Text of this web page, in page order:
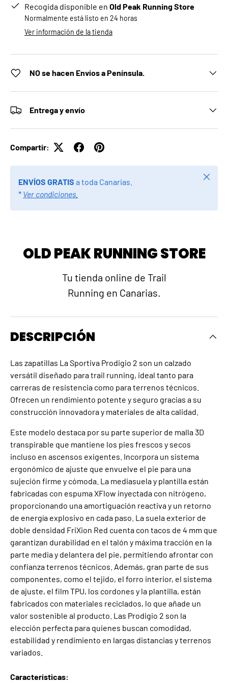
Recogida disponible en Old Peak Running Store
Normalmente está listo en 24 horas
Ver información de la tienda
NO se hacen Envíos a Península.
Entrega y envío
Compartir:
ENVÍOS GRATIS a toda Canarias.
* Ver condiciones.
Cerrar
OLD PEAK RUNNING STORE
Tu tienda online de Trail
Running en Canarias.
DESCRIPCIÓN
Las zapatillas La Sportiva Prodigio 2 son un calzado
versátil diseñado para trail running, ideal tanto para
carreras de resistencia como para terrenos técnicos.
Ofrecen un rendimiento potente y seguro gracias a su
construcción innovadora y materiales de alta calidad.
Este modelo destaca por su parte superior de malla 3D
transpirable que mantiene los pies frescos y secos
incluso en ascensos exigentes. Incorpora un sistema
ergonómico de ajuste que envuelve el pie para una
sujeción firme y cómoda. La mediasuela y plantilla están
fabricadas con espuma XFlow inyectada con nitrógeno,
proporcionando una amortiguación reactiva y un retorno
de energía explosivo en cada paso. La suela exterior de
doble densidad FriXion Red cuenta con tacos de 4 mm que
garantizan durabilidad en el talón y máxima tracción en la
parte media y delantera del pie, permitiendo afrontar con
confianza terrenos técnicos. Además, gran parte de sus
componentes, como el tejido, el forro interior, el sistema
de ajuste, el film TPU, los cordones y la plantilla, están
fabricados con materiales reciclados, lo que añade un
valor sostenible al producto. Las Prodigio 2 son la
elección perfecta para quienes buscan comodidad,
estabilidad y rendimiento en largas distancias y terrenos
variados.
Características: